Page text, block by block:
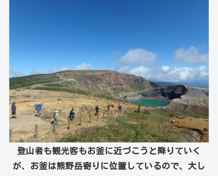
登山者も観光客もお釜に近づこうと降りていく
が、お釜は熊野岳寄りに位置しているので、大し